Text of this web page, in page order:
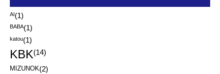
AI(1)
BABA(1)
katou(1)
KBK(14)
MIZUNOK(2)